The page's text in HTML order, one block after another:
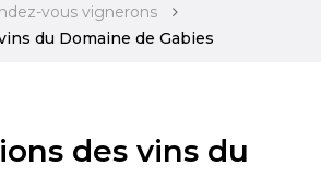
vous vignerons
du Domaine de Gabies
des vins du